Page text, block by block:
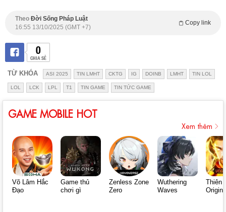
Theo Đời Sống Pháp Luật
Copy link
16:55 13/10/2025 (GMT +7)
0
CHIA SẺ
TỪ KHÓA ASI 2025 TIN LMHT CKTG IG DOINB LMHT TIN LOL
LOL LCK LPL T1 TIN GAME TIN TỨC GAME
GAME MOBILE HOT
Xem thêm
Võ Lâm Hắc
Đạo
Game thủ
chơi gì
Zenless Zone
Zero
Wuthering
Waves
Thiên
Origin